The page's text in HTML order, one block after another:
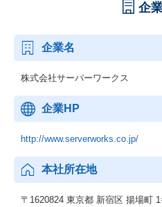
企
企業名
株式会社サーバーワークス
企業HP
http://www.serverworks.co.jp/
本社所在地
〒1620824 東京都 新宿区 揚場町